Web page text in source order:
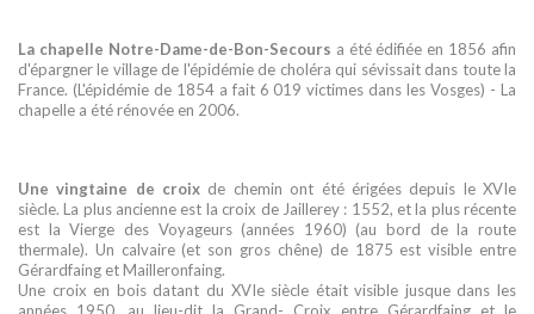
La chapelle Notre-Dame-de-Bon-Secours a été édifiée en 1856 afin
d'épargner le village de l'épidémie de choléra qui sévissait dans toute la
France. (L'épidémie de 1854 a fait 6 019 victimes dans les Vosges) - La
chapelle a été rénovée en 2006.
Une vingtaine de croix de chemin ont été érigées depuis le XVIe
siècle. La plus ancienne est la croix de Jaillerey : 1552, et la plus récente
est la Vierge des Voyageurs (années 1960) (au bord de la route
thermale). Un calvaire (et son gros chêne) de 1875 est visible entre
Gérardfaing et Mailleronfaing.
Une croix en bois datant du XVIe siècle était visible jusque dans les
années 1950, au lieu-dit la Grand- Croix entre Gérardfaing et le